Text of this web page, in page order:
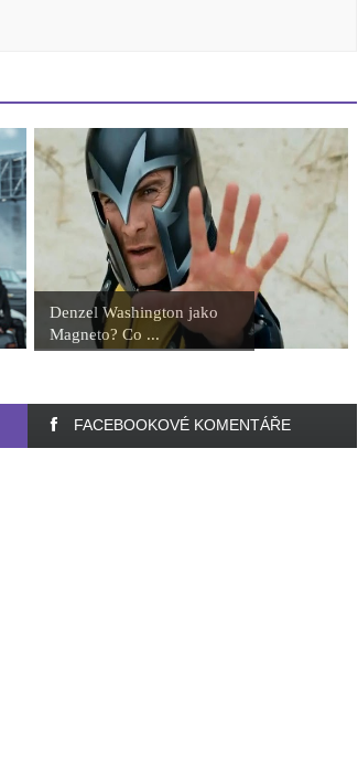
Denzel Washington jako
Magneto? Co ...
FACEBOOKOVÉ KOMENTÁŘE